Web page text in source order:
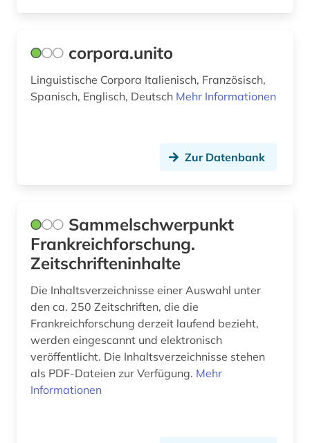
sozialwissenschaften (1)
spanisch (3)
subsaharisches afrika (1)
textcorpus (1)
textkorpus (2)
textsammlung (1)
theaterwissenschaft (1)
translationswissenschaft (2)
corpora.unito
Linguistische Corpora Italienisch, Französisch,
Spanisch, Englisch, Deutsch Mehr Informationen
Zur Datenbank
Sammelschwerpunkt
Frankreichforschung.
Zeitschrifteninhalte
Die Inhaltsverzeichnisse einer Auswahl unter
den ca. 250 Zeitschriften, die die
Frankreichforschung derzeit laufend bezieht,
werden eingescannt und elektronisch
veröffentlicht. Die Inhaltsverzeichnisse stehen
als PDF-Dateien zur Verfügung. Mehr
Informationen